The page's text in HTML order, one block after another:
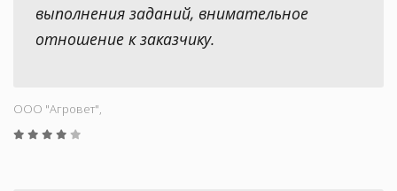
выполнения заданий, внимательное
отношение к заказчику.
ООО "Aгровет",